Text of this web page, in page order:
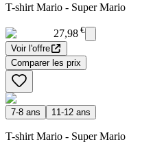
T-shirt Mario - Super Mario
27,98 €
Voir l'offre
Comparer les prix
7-8 ans 11-12 ans
T-shirt Mario - Super Mario